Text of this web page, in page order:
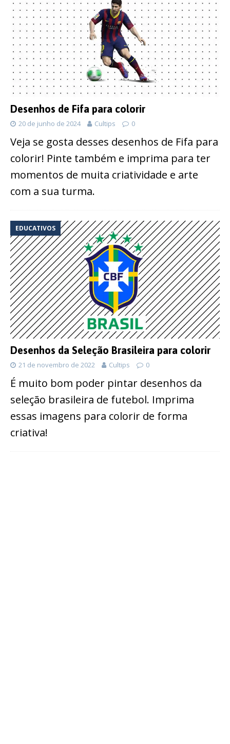
Desenhos de Fifa para colorir
20 de junho de 2024 Cultips 0
Veja se gosta desses desenhos de Fifa para
colorir! Pinte também e imprima para ter
momentos de muita criatividade e arte
com a sua turma.
EDUCATIVOS
Desenhos da Seleção Brasileira para colorir
21 de novembro de 2022 Cultips 0
É muito bom poder pintar desenhos da
seleção brasileira de futebol. Imprima
essas imagens para colorir de forma
criativa!